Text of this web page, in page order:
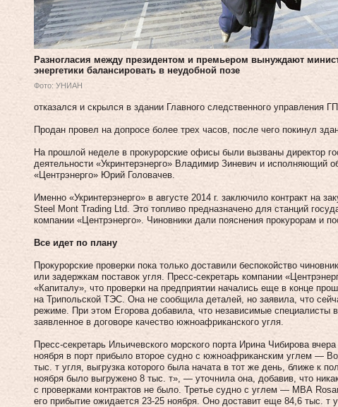
Разногласия между президентом и премьером вынуждают
энергетики балансировать в неудобной позе
Фото: УНИАН
отказался и скрылся в здании Главного следственного управления
Продан провел на допросе более трех часов, после чего покинул
На прошлой неделе в прокурорские офисы были вызваны директор
деятельности «Укринтерэнерго» Владимир Зиневич и исполняющий
«Центрэнерго» Юрий Головачев.
Именно «Укринтерэнерго» в августе 2014 г. заключило контракт на
Steel Mont Trading Ltd. Это топливо предназначено для станций
компании «Центрэнерго». Чиновники дали пояснения прокурорам и
Все идет по плану
Прокурорские проверки пока только доставили беспокойство
или задержкам поставок угля. Пресс-секретарь компании
«Капиталу», что проверки на предприятии начались еще в конце
на Трипольской ТЭС. Она не сообщила деталей, но заявила, что
режиме. При этом Егорова добавила, что независимые специалисты
заявленное в договоре качество южноафриканского угля.
Пресс-секретарь Ильичевского морского порта Ирина Чибирова
ноября в порт прибыло второе судно с южноафриканским углем —
тыс. т угля, выгрузка которого была начата в тот же день, ближе к
ноября было выгружено 8 тыс. т», — уточнила она, добавив, что
с проверками контрактов не было. Третье судно с углем — МВА
его прибытие ожидается 23‑25 ноября. Оно доставит еще 84,6 тыс. т